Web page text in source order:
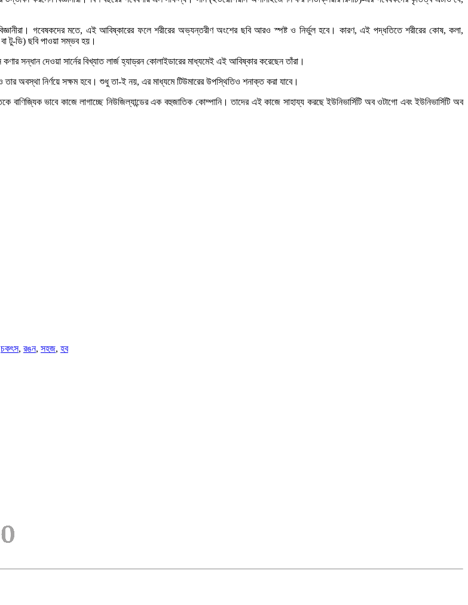
গবেষকদের মতে, এই আবিষ্কারের ফলে শরীরের অভ্যন্তরীণ অংশের ছবি আরও স্পষ্ট ও নির্ভুল হবে। কারণ, এই পদ্ধতিতে শরীরের কোষ, কলা,
টু-ডি) ছবি পাওয়া সম্ভব হয়।
সন্ধান দেওয়া সার্নের বিখ্যাত লার্জ হ্যাড্রন কোলাইডারের মাধ্যমেই এই আবিষ্কার করেছেন তাঁরা।
অবস্থা নির্ণয়ে সক্ষম হবে। শুধু তা-ই নয়, এর মাধ্যমে টিউমারের উপস্থিতিও শনাক্ত করা যাবে।
বাণিজ্যিক ভাবে কাজে লাগাচ্ছে নিউজিল্যান্ডের এক বহুজাতিক কোম্পানি। তাদের এই কাজে সাহায্য করছে ইউনিভার্সিটি অব ওটাগো এবং ইউনিভার্সিটি অব
চকৎস, রঙন, সহজ, হব